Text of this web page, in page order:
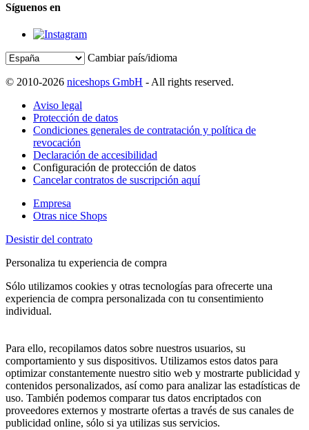
Síguenos en
Cambiar país/idioma
© 2010-2026 niceshops GmbH - All rights reserved.
Aviso legal
Protección de datos
Condiciones generales de contratación y política de
revocación
Declaración de accesibilidad
Configuración de protección de datos
Cancelar contratos de suscripción aquí
Empresa
Otras nice Shops
Desistir del contrato
Personaliza tu experiencia de compra
Sólo utilizamos cookies y otras tecnologías para ofrecerte una
experiencia de compra personalizada con tu consentimiento
individual.
Para ello, recopilamos datos sobre nuestros usuarios, su
comportamiento y sus dispositivos. Utilizamos estos datos para
optimizar constantemente nuestro sitio web y mostrarte publicidad y
contenidos personalizados, así como para analizar las estadísticas de
uso. También podemos comparar tus datos encriptados con
proveedores externos y mostrarte ofertas a través de sus canales de
publicidad online, sólo si ya utilizas sus servicios.